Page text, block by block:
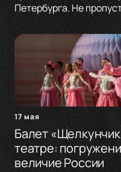
Петербурга. Не
17 мая
Балет
театре:
величие России